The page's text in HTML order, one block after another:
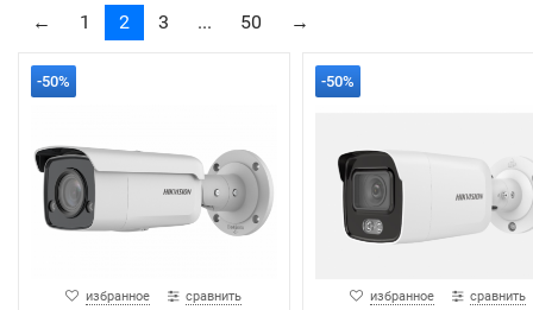
← 1 2 3 ... 50 →
-50%
избранное сравнить
-50%
избранное сравнить